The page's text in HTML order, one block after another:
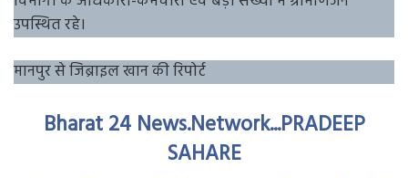
उपस्थित रहे।
मानपुर से जिब्राइल खान की रिपोर्ट
Bharat 24 News.Network...PRADEEP
SAHARE